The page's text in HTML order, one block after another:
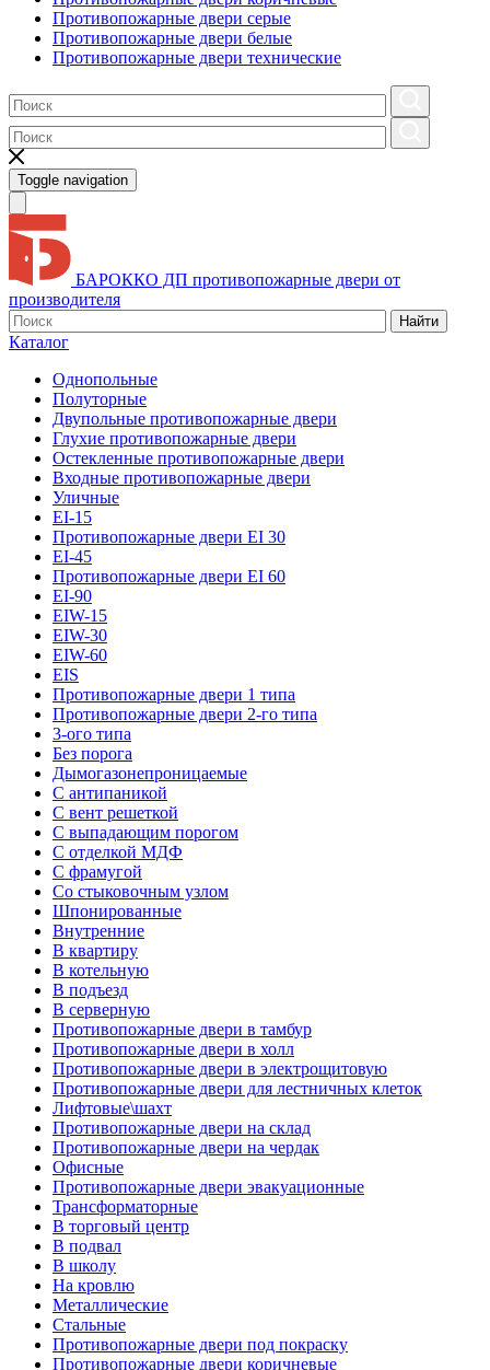
Противопожарные двери серые
Противопожарные двери белые
Противопожарные двери технические
Toggle navigation
БАРОККО ДП противопожарные двери от
производителя
Найти
Каталог
Однопольные
Полуторные
Двупольные противопожарные двери
Глухие противопожарные двери
Остекленные противопожарные двери
Входные противопожарные двери
Уличные
EI-15
Противопожарные двери EI 30
EI-45
Противопожарные двери EI 60
EI-90
EIW-15
EIW-30
EIW-60
EIS
Противопожарные двери 1 типа
Противопожарные двери 2-го типа
3-ого типа
Без порога
Дымогазонепроницаемые
С антипаникой
С вент решеткой
С выпадающим порогом
С отделкой МДФ
С фрамугой
Со стыковочным узлом
Шпонированные
Внутренние
В квартиру
В котельную
В подъезд
В серверную
Противопожарные двери в тамбур
Противопожарные двери в холл
Противопожарные двери в электрощитовую
Противопожарные двери для лестничных клеток
Лифтовые\шахт
Противопожарные двери на склад
Противопожарные двери на чердак
Офисные
Противопожарные двери эвакуационные
Трансформаторные
В торговый центр
В подвал
В школу
На кровлю
Металлические
Стальные
Противопожарные двери под покраску
Противопожарные двери коричневые